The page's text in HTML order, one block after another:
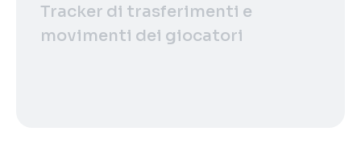
Tracker di trasferimenti e
movimenti dei giocatori